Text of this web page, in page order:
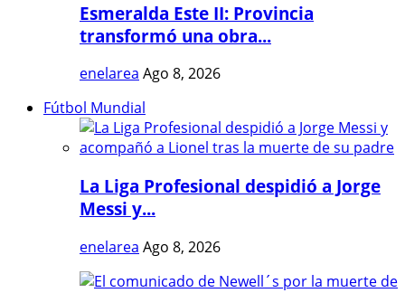
Esmeralda Este II: Provincia
transformó una obra...
enelarea Ago 8, 2026
Fútbol Mundial
La Liga Profesional despidió a Jorge
Messi y...
enelarea Ago 8, 2026